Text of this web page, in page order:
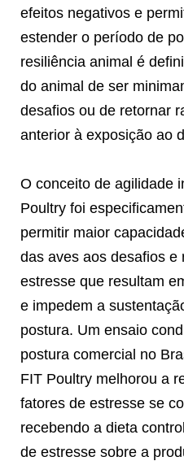
efeitos negativos e
estender o período de
resiliência animal é
do animal de ser
desafios ou de retornar
anterior à exposição ao
O conceito de agilidade
Poultry foi
permitir maior
das aves aos desafios e
estresse que resultam
e impedem a
postura. Um ensaio
postura comercial no
FIT Poultry melhorou a
fatores de estresse se
recebendo a dieta
de estresse sobre a